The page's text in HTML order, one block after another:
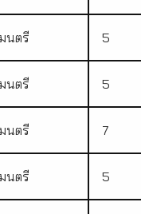
นตรี 5
นตรี 5
นตรี 7
นตรี 5